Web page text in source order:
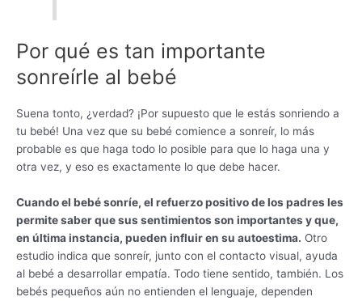
Por qué es tan importante
sonreírle al bebé
Suena tonto, ¿verdad? ¡Por supuesto que le estás sonriendo a
tu bebé! Una vez que su bebé comience a sonreír, lo más
probable es que haga todo lo posible para que lo haga una y
otra vez, y eso es exactamente lo que debe hacer.
Cuando el bebé sonríe, el refuerzo positivo de los padres les
permite saber que sus sentimientos son importantes y que,
en última instancia, pueden influir en su autoestima. Otro
estudio indica que sonreír, junto con el contacto visual, ayuda
al bebé a desarrollar empatía. Todo tiene sentido, también. Los
bebés pequeños aún no entienden el lenguaje, dependen